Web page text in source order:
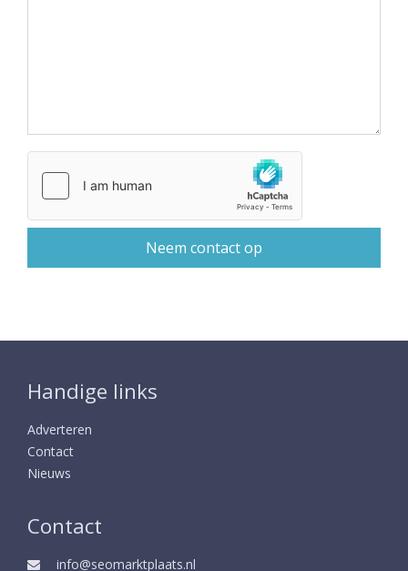
Handige links
Adverteren
Contact
Nieuws
Contact
info@seomarktplaats.nl